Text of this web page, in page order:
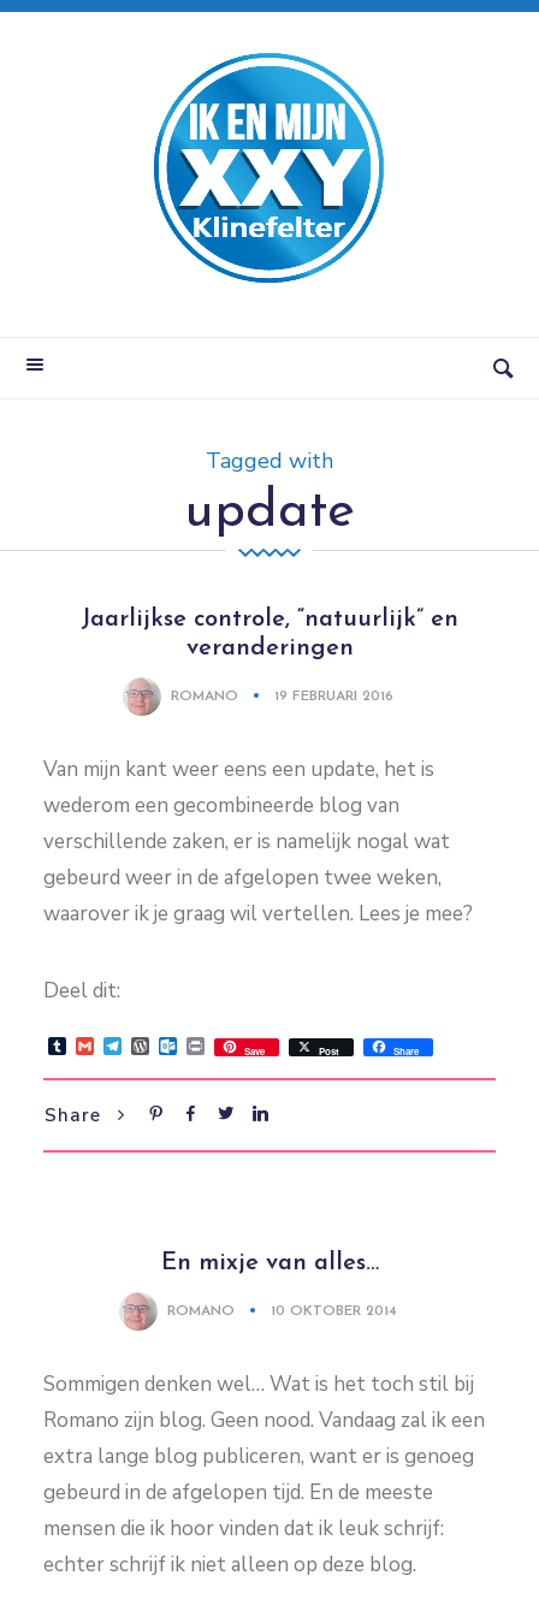
Tagged with
update
Jaarlijkse controle, “natuurlijk” en
veranderingen
ROMANO 19 FEBRUARI 2016
Van mijn kant weer eens een update, het is
wederom een gecombineerde blog van
verschillende zaken, er is namelijk nogal wat
gebeurd weer in de afgelopen twee weken,
waarover ik je graag wil vertellen. Lees je mee?
Deel dit:
Tumblr
GmailTelegram
WordPress
Outlook.com
PrintSave Post Share
Share
En mixje van alles…
ROMANO 10 OKTOBER 2014
Sommigen denken wel… Wat is het toch stil bij
Romano zijn blog. Geen nood. Vandaag zal ik een
extra lange blog publiceren, want er is genoeg
gebeurd in de afgelopen tijd. En de meeste
mensen die ik hoor vinden dat ik leuk schrijf:
echter schrijf ik niet alleen op deze blog.